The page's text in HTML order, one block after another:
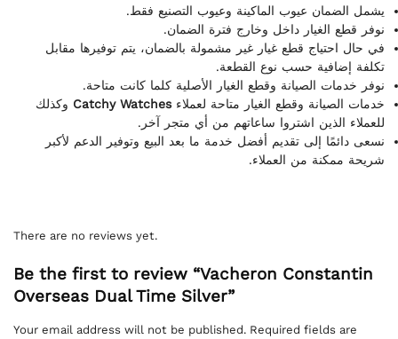
يشمل الضمان عيوب الماكينة وعيوب التصنيع فقط.
نوفر قطع الغيار داخل وخارج فترة الضمان.
في حال احتياج قطع غيار غير مشمولة بالضمان، يتم توفيرها مقابل
تكلفة إضافية حسب نوع القطعة.
نوفر خدمات الصيانة وقطع الغيار الأصلية كلما كانت متاحة.
خدمات الصيانة وقطع الغيار متاحة لعملاءCatchy Watches وكذلك
للعملاء الذين اشتروا ساعاتهم من أي متجر آخر.
نسعى دائمًا إلى تقديم أفضل خدمة ما بعد البيع وتوفير الدعم لأكبر
شريحة ممكنة من العملاء.
There are no reviews yet.
Be the first to review “Vacheron Constantin
Overseas Dual Time Silver”
Your email address will not be published. Required fields are